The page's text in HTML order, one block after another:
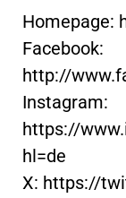
Homepage:
Facebook:
http://
Instagram:
https://
hl=de
X: https://